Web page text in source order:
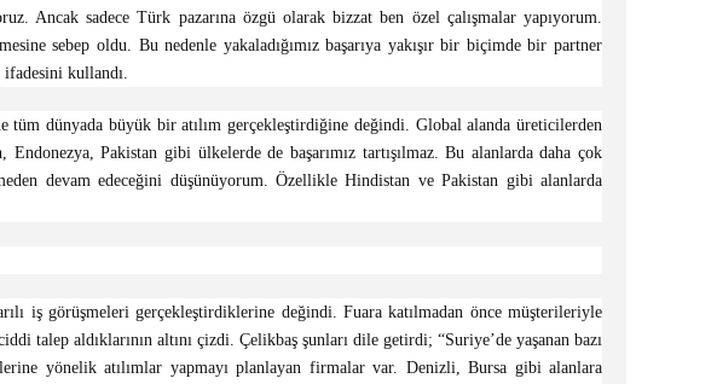
Ancak sadece Türk pazarına özgü olarak bizzat ben özel çalışmalar yapıyorum.
sebep oldu. Bu nedenle yakaladığımız başarıya yakışır bir biçimde bir partner
kullandı.
tüm dünyada büyük bir atılım gerçekleştirdiğine değindi. Global alanda üreticilerden
Pakistan gibi ülkelerde de başarımız tartışılmaz. Bu alanlarda daha çok
devam edeceğini düşünüyorum. Özellikle Hindistan ve Pakistan gibi alanlarda
iş görüşmeleri gerçekleştirdiklerine değindi. Fuara katılmadan önce müşterileriyle
talep aldıklarının altını çizdi. Çelikbaş şunları dile getirdi; “Suriye’de yaşanan bazı
yönelik atılımlar yapmayı planlayan firmalar var. Denizli, Bursa gibi alanlara